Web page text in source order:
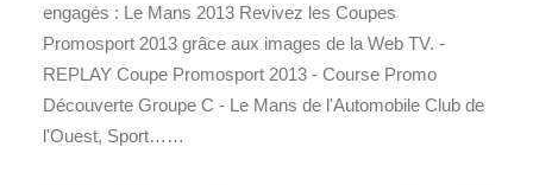
engagés : Le Mans 2013 Revivez les Coupes
Promosport 2013 grâce aux images de la Web TV. -
REPLAY Coupe Promosport 2013 - Course Promo
Découverte Groupe C - Le Mans de l'Automobile Club de
l'Ouest, Sport……